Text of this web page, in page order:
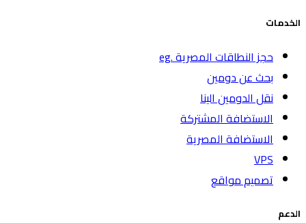
الخدمات
حجز النطاقات المصرية .eg
بحث عن دومين
نقل الدومين الينا
الاستضافة المشتركة
الاستضافة المصرية
VPS
تصميم مواقع
الدعم